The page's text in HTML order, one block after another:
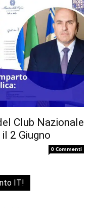
Club Nazionale
2 Giugno
0 Commenti
IT!